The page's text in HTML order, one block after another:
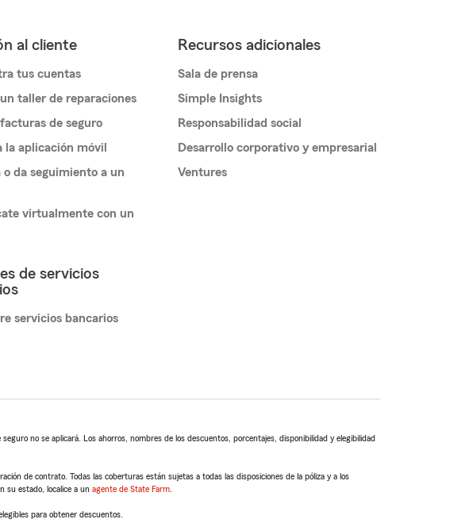
al cliente
tus cuentas
taller de reparaciones
facturas de seguro
la aplicación móvil
o da seguimiento a un
virtualmente con un
de servicios
servicios bancarios
Recursos adicionales
Sala de prensa
Simple Insights
Responsabilidad social
Desarrollo corporativo y empresarial
Ventures
no se aplicará. Los ahorros, nombres de los descuentos, porcentajes, disponibilidad y elegibilidad
de contrato. Todas las coberturas están sujetas a todas las disposiciones de la póliza y a los
su estado, localice a un agente de State Farm
para obtener descuentos.